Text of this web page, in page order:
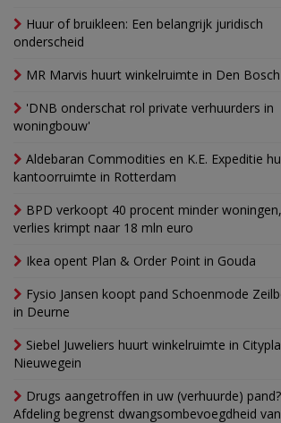
Huur of bruikleen: Een belangrijk juridisch
onderscheid
MR Marvis huurt winkelruimte in Den Bosch
'DNB onderschat rol private verhuurders in
woningbouw'
Aldebaran Commodities en K.E. Expeditie
kantoorruimte in Rotterdam
BPD verkoopt 40 procent minder woningen,
verlies krimpt naar 18 mln euro
Ikea opent Plan & Order Point in Gouda
Fysio Jansen koopt pand Schoenmode
in Deurne
Siebel Juweliers huurt winkelruimte in
Nieuwegein
Drugs aangetroffen in uw (verhuurde) pand?
Afdeling begrenst dwangsombevoegdheid